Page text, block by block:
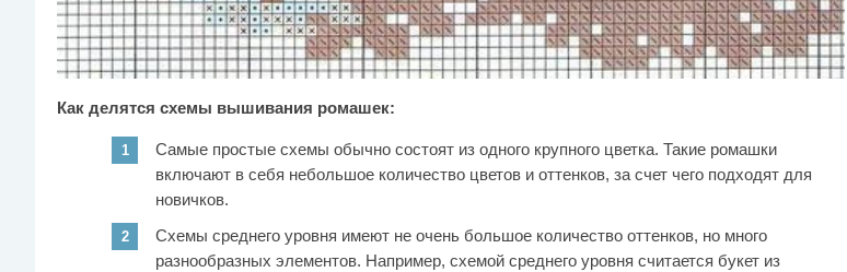
Как делятся схемы вышивания ромашек:
Самые простые схемы обычно состоят из одного крупного цветка. Такие ромашки
включают в себя небольшое количество цветов и оттенков, за счет чего подходят для
новичков.
Схемы среднего уровня имеют не очень большое количество оттенков, но много
разнообразных элементов. Например, схемой среднего уровня считается букет из